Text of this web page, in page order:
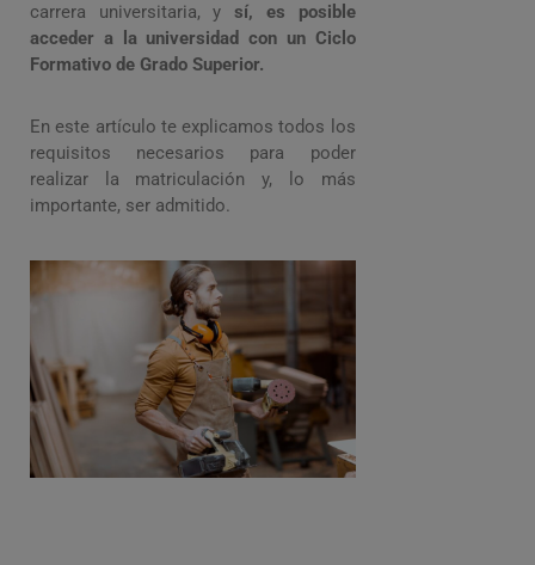
carrera universitaria, ysí, es posible
acceder a la universidad con un Ciclo
Formativo de Grado Superior.
En este artículo te explicamos todos los
requisitos necesarios para poder
realizar la matriculación y, lo más
importante, ser admitido.